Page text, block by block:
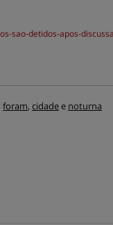
sao-detidos-apos-
foram, cidadee noturna